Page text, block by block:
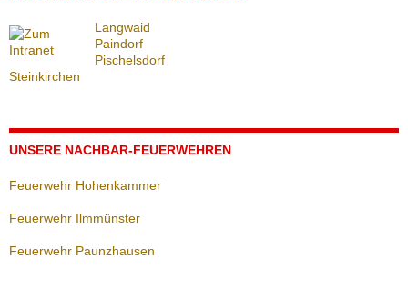
Langwaid
Paindorf
Pischelsdorf
Steinkirchen
UNSERE NACHBAR-FEUERWEHREN
Feuerwehr Hohenkammer
Feuerwehr Ilmmünster
Feuerwehr Paunzhausen